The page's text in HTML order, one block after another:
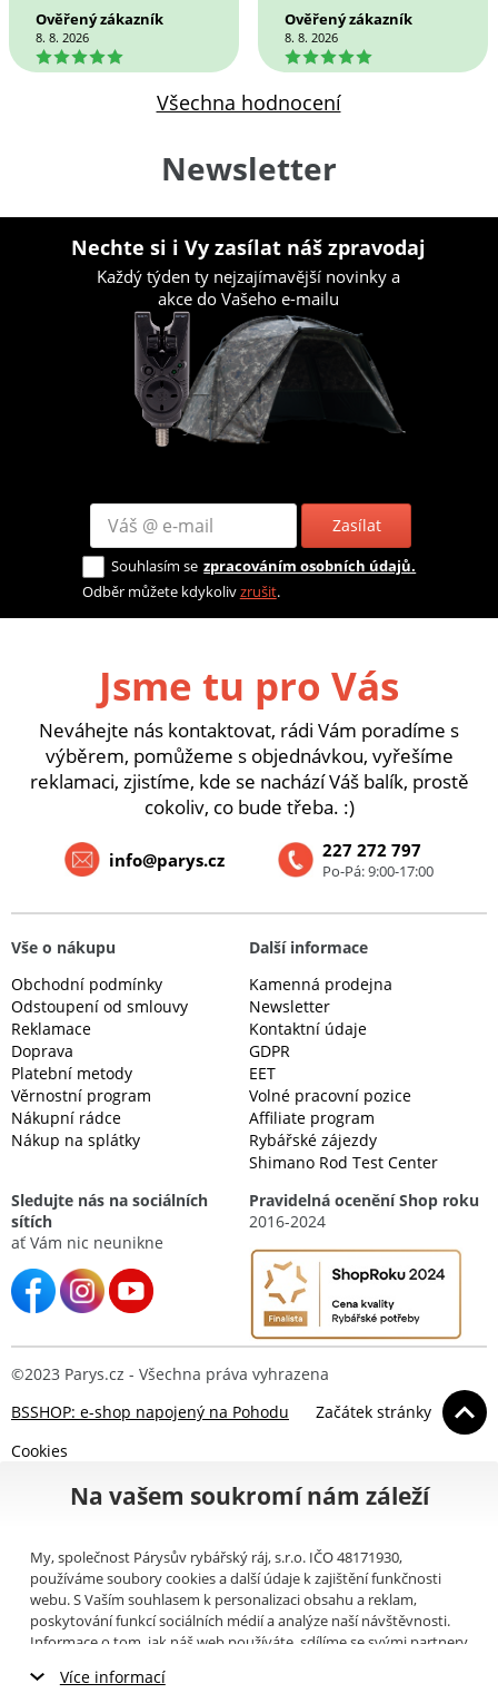
Ověřený zákazník
8. 8. 2026
5
Ověřený zákazník
8. 8. 2026
5
Všechna hodnocení
Newsletter
Nechte si i Vy zasílat náš zpravodaj
Každý týden ty nejzajímavější novinky a
akce do Vašeho e-mailu
Zasílat
Souhlasím se zpracováním osobních údajů.
Odběr můžete kdykolivzrušit.
Jsme tu pro Vás
Neváhejte nás kontaktovat, rádi Vám poradíme s
výběrem, pomůžeme s objednávkou, vyřešíme
reklamaci, zjistíme, kde se nachází Váš balík, prostě
cokoliv, co bude třeba. :)
227 272 797
Po-Pá: 9:00-17:00
info@parys.cz
Vše o nákupu
Obchodní podmínky
Odstoupení od smlouvy
Reklamace
Doprava
Platební metody
Věrnostní program
Nákupní rádce
Nákup na splátky
Další informace
Kamenná prodejna
Newsletter
Kontaktní údaje
GDPR
EET
Volné pracovní pozice
Affiliate program
Rybářské zájezdy
Shimano Rod Test Center
Sledujte nás na sociálních
sítích
ať Vám nic neunikne
Pravidelná ocenění Shop roku
2016-2024
©2023 Parys.cz - Všechna práva vyhrazena
BSSHOP: e-shop napojený na Pohodu
Začátek stránky
Cookies
Na vašem soukromí nám záleží
My, společnost Párysův rybářský ráj, s.r.o. IČO 48171930,
používáme soubory cookies a další údaje k zajištění funkčnosti
webu. S Vaším souhlasem k personalizaci obsahu a reklam,
poskytování funkcí sociálních médií a analýze naší návštěvnosti.
Informace o tom, jak náš web používáte, sdílíme se svými partnery
můžete přečíst, jak tyto informace Google používá. Partneři tyto
Více informací